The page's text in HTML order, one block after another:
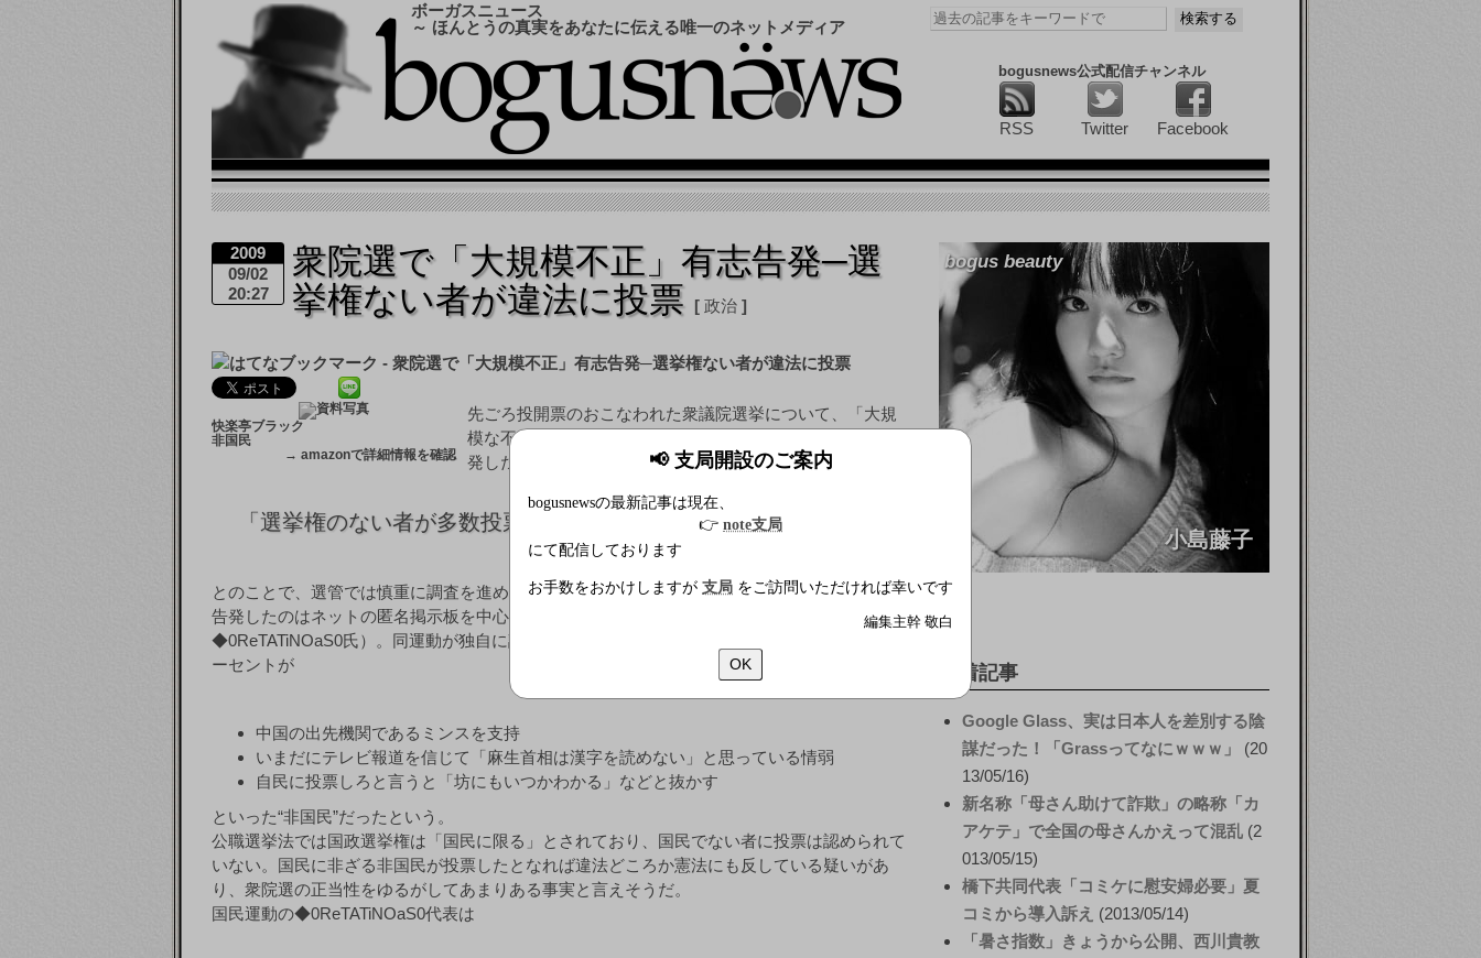
📢 支局開設のご案内
bogusnewsの最新記事は現在、
👉 note支局
にて配信しております
お手数をおかけしますが 支局 をご訪問いただければ幸いです
編集主幹 敬白
OK
ボーガスニュース
～ ほんとうの真実をあなたに伝える唯一のネットメディア
bogusnews公式配信チャンネル
RSS Twitter Facebook
2009
09/02
20:27
衆院選で「大規模不正」有志告発─選
挙権ない者が違法に投票
政治
快楽亭ブラック
非国民
→ amazonで詳細情報を確認
先ごろ投開票のおこなわれた衆議院選挙について、「大規
模な不正があった」として有志団体が選挙管理委員会に告
発したことが2日までにわかった。告発状によると
「 選挙権のない者が多数投票していた」
とのことで、選管では慎重に調査を進める方針。
告発したのはネットの匿名掲示板を中心に活動する「真実の選挙を求める国民運動」（代表：
◆0ReTATiNOaS0氏）。同運動が独自に調査したところ、衆院選に投票した人物のおよそ70パ
ーセントが
中国の出先機関であるミンスを支持
いまだにテレビ報道を信じて「麻生首相は漢字を読めない」と思っている情弱
自民に投票しろと言うと「坊にもいつかわかる」などと抜かす
といった“非国民”だったという。
公職選挙法では国政選挙権は「国民に限る」とされており、国民でない者に投票は認められて
いない。国民に非ざる非国民が投票したとなれば違法どころか憲法にも反している疑いがあ
り、衆院選の正当性をゆるがしてあまりある事実と言えそうだ。
国民運動の◆0ReTATiNOaS0代表は
bogus beauty
小島藤子
新着記事
Google Glass、実は日本人を差別する陰
謀だった！「Grassってなにｗｗｗ」
20
13/05/16
新名称「母さん助けて詐欺」の略称「カ
アケテ」で全国の母さんかえって混乱 2
013/05/15
橋下共同代表「コミケに慰安婦必要」夏
コミから導入訴え
2013/05/14
「暑さ指数」きょうから公開、西川貴教